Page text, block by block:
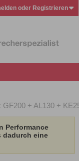
oder Registrieren
GF200 + AL130 +
Performance
dadurch eine